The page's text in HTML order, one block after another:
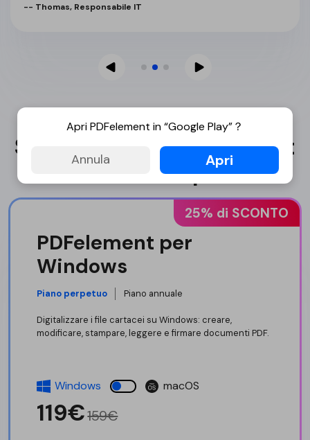
-- Thomas, Responsabile IT
Scegli il piano PDFelement
che funziona per te.
25% di SCONTO
PDFelement per
Windows
Piano perpetuo Piano annuale
Digitalizzare i file cartacei su Windows: creare,
modificare, stampare, leggere e firmare documenti PDF.
Windows macOS
119€159€
Apri PDFelement in “Google Play”？
Annula Apri